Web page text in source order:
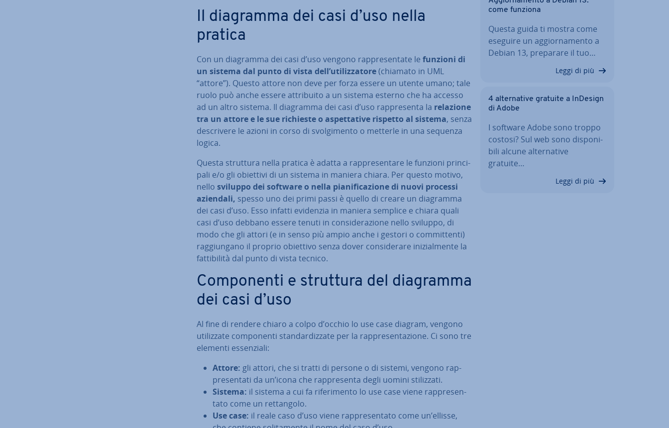
Il diagramma dei casi d’uso nella
pratica
Con un diagramma dei casi d’uso vengono rap­pre­sen­ta­te le funzioni di
un sistema dal punto di vista dell’uti­liz­za­to­re(chiamato in UML
“attore”). Questo attore non deve per forza essere un utente umano; tale
ruolo può anche essere at­tri­bui­to a un sistema esterno che ha accesso
ad un altro sistema. Il diagramma dei casi d’uso rap­pre­sen­ta la relazione
tra un attore e le sue richieste o aspet­ta­ti­ve rispetto al sistema, senza
de­scri­ve­re le azioni in corso di svol­gi­men­to o metterle in una sequenza
logica.
Questa struttura nella pratica è adatta a rap­pre­sen­ta­re le funzioni prin­ci­
pa­li e/o gli obiettivi di un sistema in maniera chiara. Per questo motivo,
nello sviluppo dei software o nella pia­ni­fi­ca­zio­ne di nuovi processi
aziendali, spesso uno dei primi passi è quello di creare un diagramma
dei casi d’uso. Esso infatti evidenzia in maniera semplice e chiara quali
casi d’uso debbano essere tenuti in con­si­de­ra­zio­ne nello sviluppo, di
modo che gli attori (e in senso più ampio anche i gestori o com­mit­ten­ti)
rag­giun­ga­no il proprio obiettivo senza dover con­si­de­ra­re ini­zial­men­te la
fat­ti­bi­li­tà dal punto di vista tecnico.
Com­po­nen­ti e struttura del diagramma
dei casi d’uso
Al fine di rendere chiaro a colpo d’occhio lo use case diagram, vengono
uti­liz­za­te com­po­nen­ti stan­dar­diz­za­te per la rap­pre­sen­ta­zio­ne. Ci sono tre
elementi es­sen­zia­li:
Attore: gli attori, che si tratti di persone o di sistemi, vengono rap­
pre­sen­ta­ti da un’icona che rap­pre­sen­ta degli uomini sti­liz­za­ti.
Sistema: il sistema a cui fa ri­fe­ri­men­to lo use case viene rap­pre­sen­
ta­to come un ret­tan­go­lo.
Use case: il reale caso d’uso viene rap­pre­sen­ta­to come un’ellisse,
come funziona
Questa guida ti mostra come
eseguire un ag­gior­na­men­to a
Debian 13, preparare il tuo…
Leggi di più
4 al­ter­na­ti­ve gratuite a InDesign
di Adobe
I software Adobe sono troppo
costosi? Sul web sono di­spo­ni­
bi­li alcune al­ter­na­ti­ve
gratuite…
Leggi di più